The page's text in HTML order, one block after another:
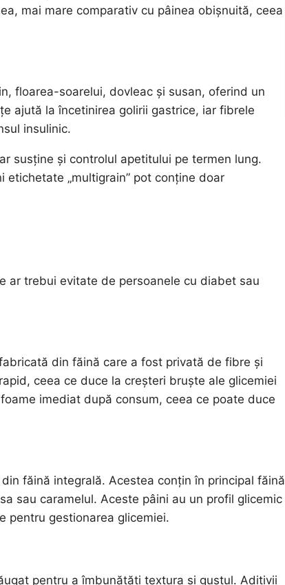
mai mare comparativ cu pâinea obișnuită, ceea
floarea-soarelui, dovleac și susan, oferind un
ajută la încetinirea golirii gastrice, iar fibrele
insulinic.
susține și controlul apetitului pe termen lung.
„multigrain” pot conține doar
ar trebui evitate de persoanele cu diabet sau
din făină care a fost privată de fibre și
ceea ce duce la creșteri bruște ale glicemiei
imediat după consum, ceea ce poate duce
făină integrală. Acestea conțin în principal făină
sau caramelul. Aceste pâini au un profil glicemic
pentru gestionarea glicemiei.
pentru a îmbunătăți textura și gustul. Aditivii